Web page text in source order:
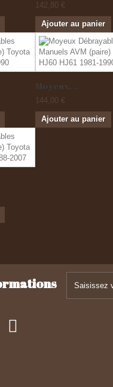
142,80 €
Ajouter au panier
Moyeux...
144,00 €
Ajouter au panier